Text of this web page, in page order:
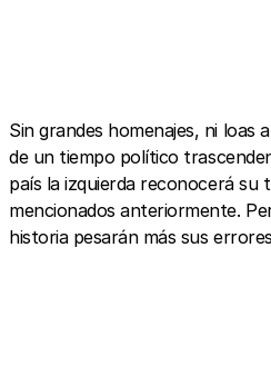
Sin grandes homenajes, ni loas
de un tiempo político
país la izquierda reconocerá su
mencionados anteriormente.
historia pesarán más sus